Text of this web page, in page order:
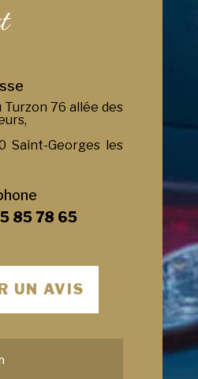
Turzon 76 allée des
Saint-Georges les
85 78 65
UN AVIS